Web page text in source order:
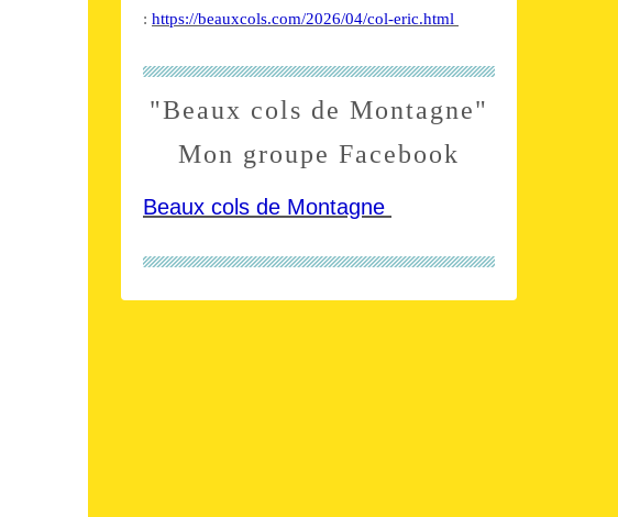
: https://beauxcols.com/2026/04/col-eric.html
"Beaux cols de Montagne"
Mon groupe Facebook
Beaux cols de Montagne